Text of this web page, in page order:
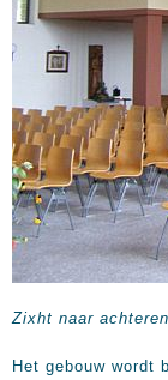
Zixht naar
Het gebouw wordt